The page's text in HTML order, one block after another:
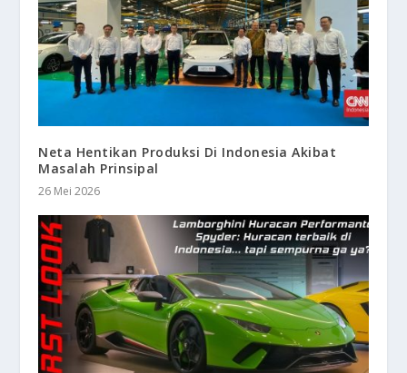
Neta Hentikan Produksi Di Indonesia Akibat
Masalah Prinsipal
26 Mei 2026